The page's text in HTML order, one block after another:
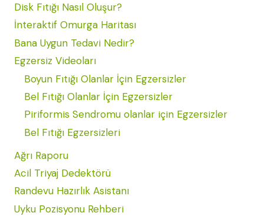
Disk Fıtığı Nasıl Oluşur?
İnteraktif Omurga Haritası
Bana Uygun Tedavi Nedir?
Egzersiz Videoları
Boyun Fıtığı Olanlar İçin Egzersizler
Bel Fıtığı Olanlar İçin Egzersizler
Piriformis Sendromu olanlar için Egzersizler
Bel Fıtığı Egzersizleri
Ağrı Raporu
Acil Triyaj Dedektörü
Randevu Hazırlık Asistanı
Uyku Pozisyonu Rehberi